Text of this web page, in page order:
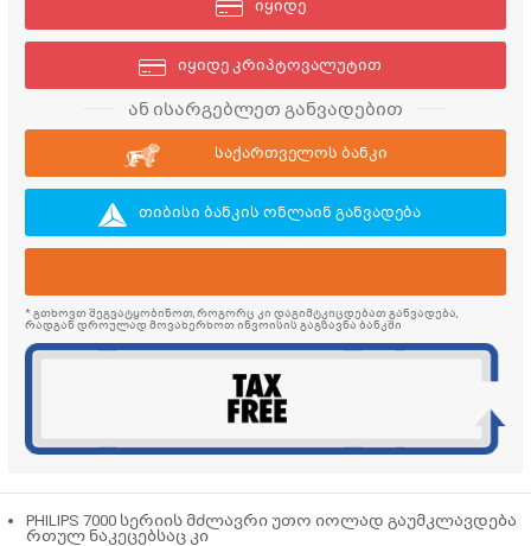
იყიდე
იყიდე კრიპტოვალუტით
ან ისარგებლეთ განვადებით
საქართველოს ბანკი
თიბისი ბანკის ონლაინ განვადება
* გთხოვთ შეგვატყობინოთ, როგორც კი დაგიმტკიცდებათ განვადება,
რადგან დროულად მოვახერხოთ ინვოისის გაგზავნა ბანკში
PHILIPS 7000 სერიის მძლავრი უთო იოლად გაუმკლავდება
რთულ ნაკეცებსაც კი